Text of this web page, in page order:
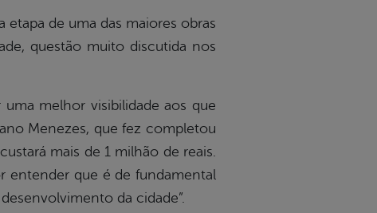
etapa de uma das maiores obras
questão muito discutida nos
melhor visibilidade aos que
Menezes, que fez completou
mais de 1 milhão de reais.
entender que é de fundamental
da cidade”.